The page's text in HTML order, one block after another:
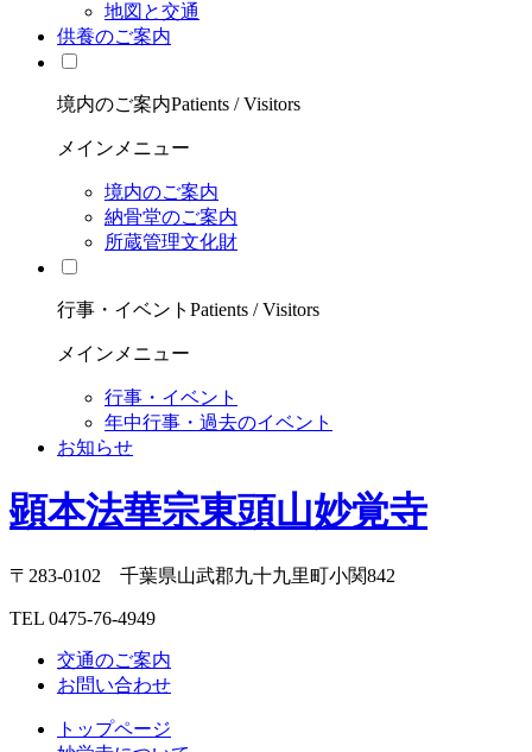
地図と交通
供養のご案内
境内のご案内Patients / Visitors
メインメニュー
境内のご案内
納骨堂のご案内
所蔵管理文化財
行事・イベント Patients / Visitors
メインメニュー
行事・イベント
年中行事・過去のイベント
お知らせ
顕本法華宗東頭山妙覚寺
〒283-0102 千葉県山武郡九十九里町小関842
TEL 0475-76-4949
交通のご案内
お問い合わせ
トップページ